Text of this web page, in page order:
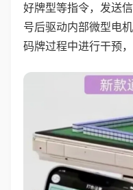
好牌型等指令，发送
号后驱动内部微型电
码牌过程中进行干预，